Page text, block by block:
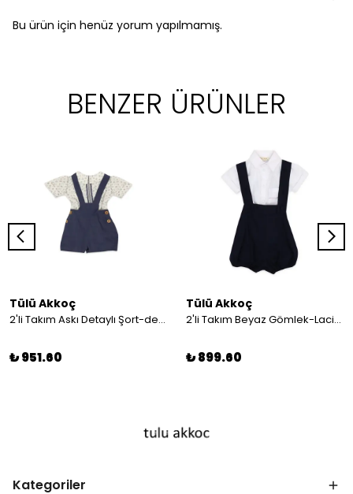
Bu ürün için henüz yorum yapılmamış.
BENZER ÜRÜNLER
Tülü Akkoç
2'li Takım Askı Detaylı Şort-desenli Gömlek
₺ 951.60
Tülü Akkoç
2'li Takım Beyaz Gömlek-Lacivert Askılı Şort
₺ 899.60
Kategoriler